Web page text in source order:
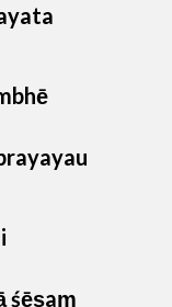
śēṣaṃ